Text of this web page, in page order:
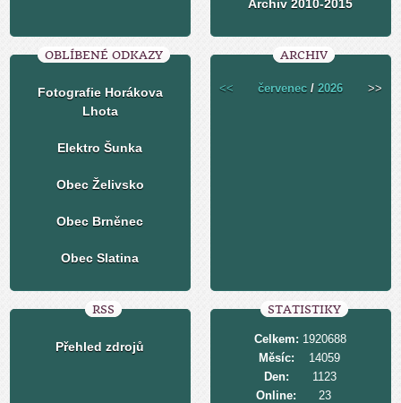
Archiv 2010-2015
OBLÍBENÉ ODKAZY
Fotografie Horákova
Lhota
Elektro Šunka
Obec Želivsko
Obec Brněnec
Obec Slatina
ARCHIV
<< červenec /2026 >>
RSS
Přehled zdrojů
STATISTIKY
Online: 23
Celkem: 1920688
Měsíc:
14059
Den:
1123